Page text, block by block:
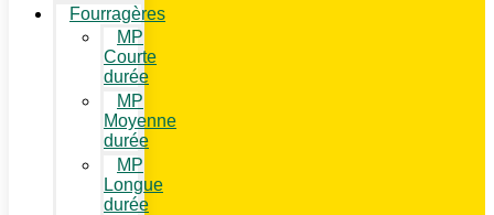
Fourragères
MP
Courte
durée
MP
Moyenne
durée
MP
Longue
durée